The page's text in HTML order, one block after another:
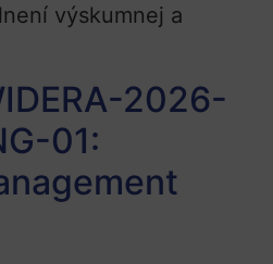
výskumnej a
2026-
01: